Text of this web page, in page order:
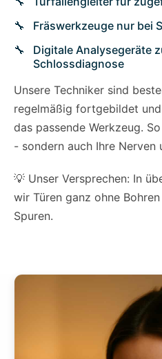
Fräswerkzeuge nur bei
Digitale Analysegeräte
Schlossdiagnose
Unsere Techniker sind
regelmäßig fortgebildet
das passende Werkzeug.
- sondern auch Ihre Nerven
💡 Unser Versprechen: In
wir Türen ganz ohne
Spuren.